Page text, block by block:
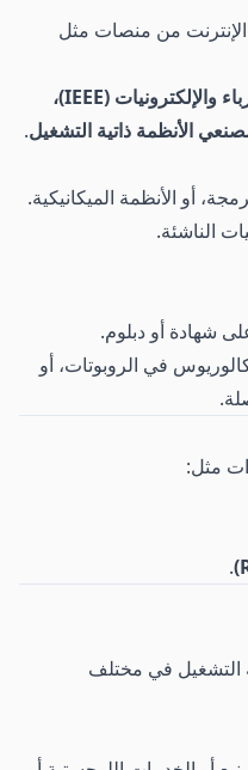
من منصات مثل
معهد مهندسي الكهرباء والإلكترونيات (IEEE)،
.
أو الأنظمة الميكانيكية.
الناشئة.
شهادة أو دبلوم.
في الروبوتات، أو
مثل:
.
التشغيل في مختلف